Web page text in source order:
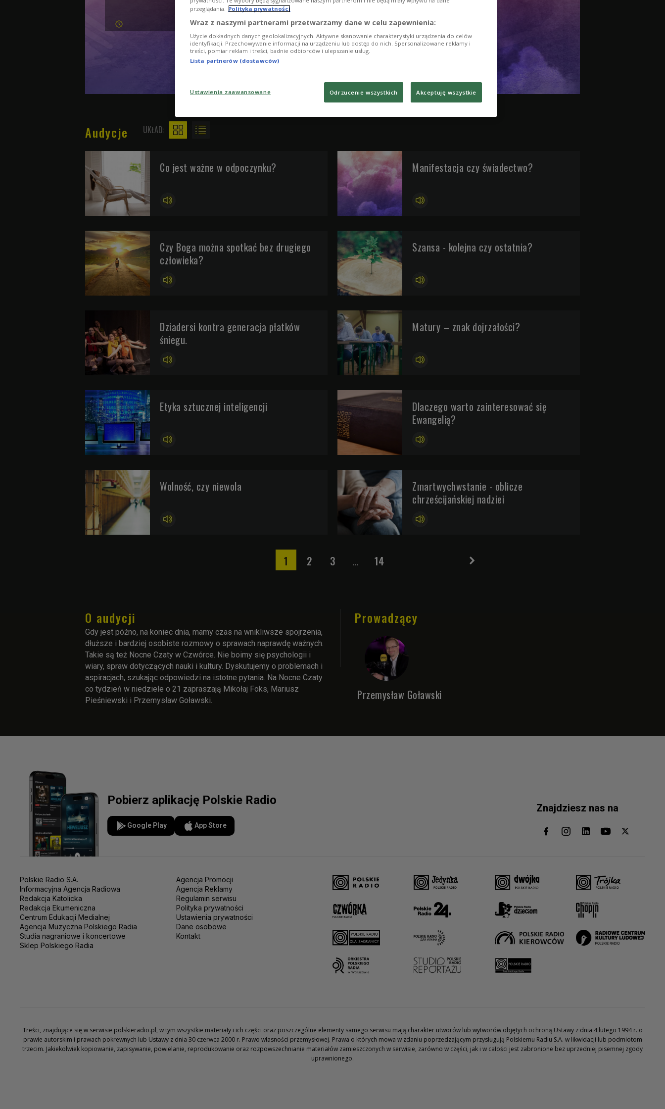
Audycje UKŁAD:
Co jest ważne w odpoczynku? Manifestacja czy świadectwo?
Czy Boga można spotkać bez drugiego
człowieka?
Szansa - kolejna czy ostatnia?
Dziadersi kontra generacja płatków
śniegu.
Matury – znak dojrzałości?
Etyka sztucznej inteligencji
Dlaczego warto zainteresować się
Ewangelią?
Wolność, czy niewola
Zmartwychwstanie - oblicze
chrześcijańskiej nadziei
1 2 3 ... 14
O audycji
Gdy jest późno, na koniec dnia, mamy czas na wnikliwsze spojrzenia,
dłuższe i bardziej osobiste rozmowy o sprawach naprawdę ważnych.
Takie są też Nocne Czaty w Czwórce. Nie boimy się psychologii i
wiary, spraw dotyczących nauki i kultury. Dyskutujemy o problemach i
aspiracjach, szukając odpowiedzi na istotne pytania. Na Nocne Czaty
co tydzień w niedziele o 21 zapraszają Mikołaj Foks, Mariusz
Pieśniewski i Przemysław Goławski.
Prowadzący
Przemysław Goławski
Pobierz aplikację Polskie Radio
Google Play App Store
Znajdziesz nas na
Polskie Radio S.A.
Informacyjna Agencja Radiowa
Redakcja Katolicka
Redakcja Ekumeniczna
Centrum Edukacji Medialnej
Agencja Muzyczna Polskiego Radia
Studia nagraniowe i koncertowe
Sklep Polskiego Radia
Agencja Promocji
Agencja Reklamy
Regulamin serwisu
Polityka prywatności
Ustawienia prywatności
Dane osobowe
Kontakt
Treści, znajdujące się w serwisie polskieradio.pl, w tym wszystkie materiały i ich części oraz poszczególne elementy samego serwisu mają charakter utworów lub wytworów objętych ochroną Ustawy z dnia 4 lutego 1994 r. o
prawie autorskim i prawach pokrewnych lub Ustawy z dnia 30 czerwca 2000 r. Prawo własności przemysłowej. Prawa o których mowa w zdaniu poprzedzającym przysługują Polskiemu Radiu S.A. w likwidacji lub podmiotom
trzecim. Jakiekolwiek kopiowanie, zapisywanie, powielanie, reprodukowanie oraz rozpowszechnianie materiałów zamieszczonych w serwisie, zarówno w części, jak i w całości jest zabronione bez uprzedniej pisemnej zgody
uprawnionego.
przeglądania. Polityka prywatności
Wraz z naszymi partnerami przetwarzamy dane w celu zapewnienia:
Użycie dokładnych danych geolokalizacyjnych. Aktywne skanowanie charakterystyki urządzenia do celów
identyfikacji. Przechowywanie informacji na urządzeniu lub dostęp do nich. Spersonalizowane reklamy i
treści, pomiar reklam i treści, badnie odbiorców i ulepszanie usług.
Lista partnerów (dostawców)
Ustawienia zaawansowane Odrzucenie wszystkich Akceptuję wszystkie